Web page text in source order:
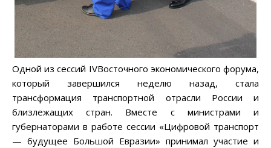
Одной из сессий IVВосточного экономического форума,
который завершился неделю назад, стала
трансформация транспортной отрасли России и
близлежащих стран. Вместе с министрами и
губернаторами в работе сессии «Цифровой транспорт
— будущее Большой Евразии» принимал участие и